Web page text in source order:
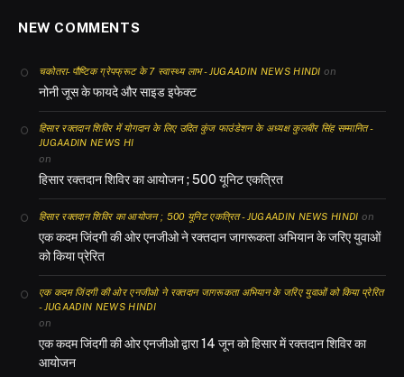
NEW COMMENTS
चकोतरा- पौष्टिक ग्रेपफ्रूट के 7 स्वास्थ्य लाभ - JUGAADIN NEWS HINDI on
नोनी जूस के फायदे और साइड इफेक्ट
हिसार रक्तदान शिविर में योगदान के लिए उदित कुंज फाउंडेशन के अध्यक्ष कुलबीर सिंह सम्मानित -
JUGAADIN NEWS HI
on
हिसार रक्तदान शिविर का आयोजन ; 500 यूनिट एकत्रित
हिसार रक्तदान शिविर का आयोजन ; 500 यूनिट एकत्रित - JUGAADIN NEWS HINDI on
एक कदम जिंदगी की ओर एनजीओ ने रक्तदान जागरूकता अभियान के जरिए युवाओं
को किया प्रेरित
एक कदम जिंदगी की ओर एनजीओ ने रक्तदान जागरूकता अभियान के जरिए युवाओं को किया प्रेरित
- JUGAADIN NEWS HINDI
on
एक कदम जिंदगी की ओर एनजीओ द्वारा 14 जून को हिसार में रक्तदान शिविर का
आयोजन